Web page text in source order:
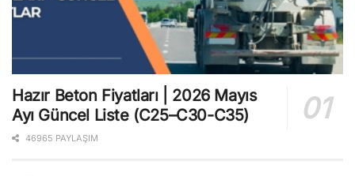
Hazır Beton Fiyatları | 2026 Mayıs
Ayı Güncel Liste (C25–C30-C35)
46965 PAYLAŞIM